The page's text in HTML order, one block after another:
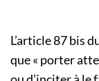
L’article 87 bis
que « porter